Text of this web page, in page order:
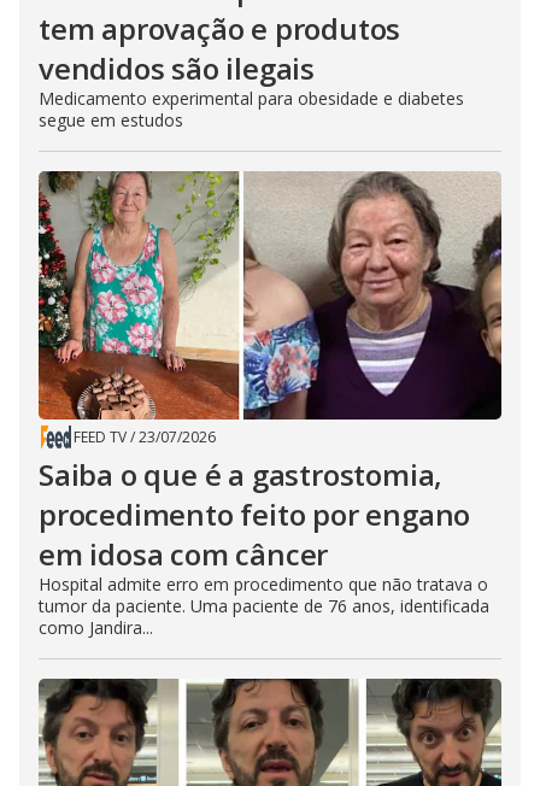
tem aprovação e produtos
vendidos são ilegais
Medicamento experimental para obesidade e diabetes
segue em estudos
FEED TV/23/07/2026
Saiba o que é a gastrostomia,
procedimento feito por engano
em idosa com câncer
Hospital admite erro em procedimento que não tratava o
tumor da paciente. Uma paciente de 76 anos, identificada
como Jandira...